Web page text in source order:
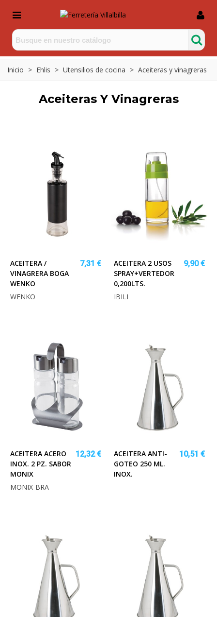
Inicio > Ehlis > Utensilios de cocina > Aceiteras y vinagreras
Aceiteras Y Vinagreras
ACEITERA /
VINAGRERA BOGA
WENKO
7,31 €
WENKO
ACEITERA 2 USOS
SPRAY+VERTEDOR
0,200LTS.
9,90 €
IBILI
ACEITERA ACERO
INOX. 2 PZ. SABOR
MONIX
12,32 €
MONIX-BRA
ACEITERA ANTI-
GOTEO 250 ML.
INOX.
10,51 €